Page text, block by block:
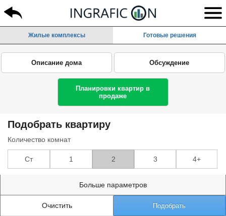
Жилые комплексы Готовые решения
Описание дома Обсуждение
Планировки квартир в
продаже
Подобрать квартиру
Количество комнат
Ст 1 2 3 4+
Больше параметров
Очистить Подобрать